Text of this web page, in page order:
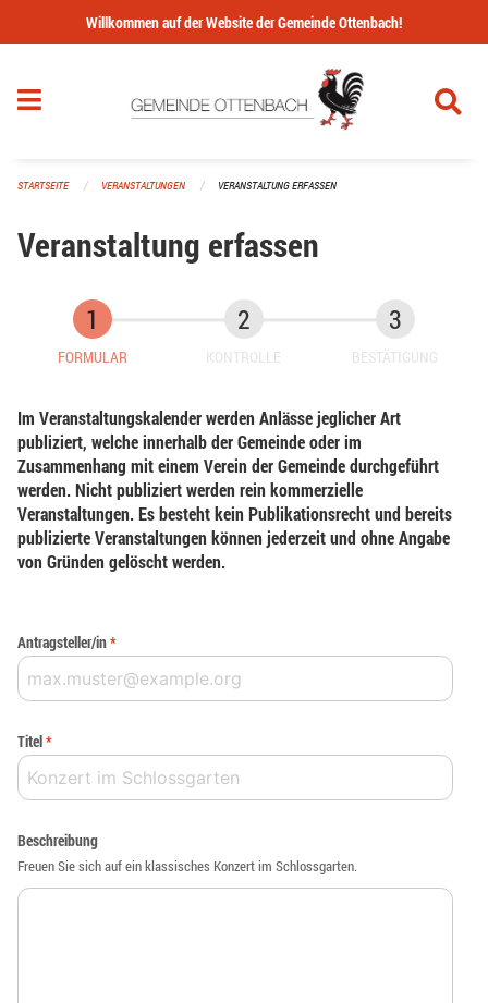
Navigation überspringen
Willkommen auf der Website der Gemeinde Ottenbach!
STARTSEITE VERANSTALTUNGEN VERANSTALTUNG ERFASSEN
Veranstaltung erfassen
FORMULAR KONTROLLE BESTÄTIGUNG
Im Veranstaltungskalender werden Anlässe jeglicher Art
publiziert, welche innerhalb der Gemeinde oder im
Zusammenhang mit einem Verein der Gemeinde durchgeführt
werden. Nicht publiziert werden rein kommerzielle
Veranstaltungen. Es besteht kein Publikationsrecht und bereits
publizierte Veranstaltungen können jederzeit und ohne Angabe
von Gründen gelöscht werden.
Antragsteller/in*
Titel*
Beschreibung
Freuen Sie sich auf ein klassisches Konzert im Schlossgarten.